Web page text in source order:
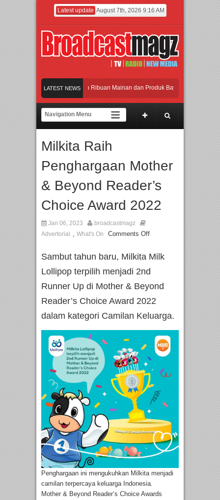
Latest update August 7th, 2026 9:16 AM
LATEST NEWS
Meramaikan Jakarta dengan Ribuan Mainan dan Produk Bayi dari Seluruh
Menjadi Gerbang Inovasi dan Peluang Bisnis Industri Gifts dan Housewares
Rayakan Perpaduan Warisan Dan Semangat Lokal, BIRKENSTOCK INDONESIA
Meramaikan Jakarta dengan Ribuan Mainan dan Produk Bayi dari Seluruh
Milkita Raih
Penghargaan Mother
& Beyond Reader’s
Choice Award 2022
Jan 06, 2023
broadcastmagz
Advertorial
, What's On Comments Off
Sambut tahun baru, Milkita Milk
Lollipop terpilih menjadi 2nd
Runner Up di Mother & Beyond
Reader’s Choice Award 2022
dalam kategori Camilan Keluarga.
Penghargaan ini mengukuhkan Milkita menjadi
camilan terpercaya keluarga Indonesia.
Mother & Beyond Reader’s Choice Awards